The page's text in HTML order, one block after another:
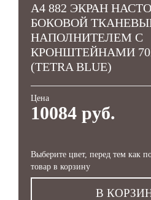
А4 882 ЭКРАН
БОКОВОЙ
НАПОЛНИТЕЛЕМ С
КРОНШТЕЙНАМИ
(TETRA BLUE)
Цена
10084 руб.
Выберите цвет, перед тем как
товар в корзину
В